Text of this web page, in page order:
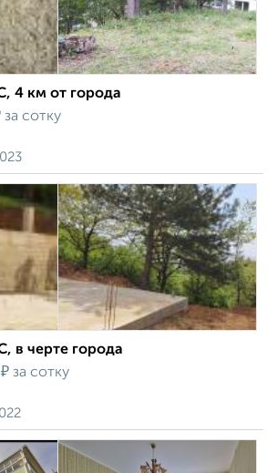
4 км от города
за сотку
в черте города
₽ за сотку